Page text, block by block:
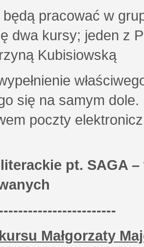
pracować w
dwa kursy; jeden z
Kubisiowską
się na samym
poczty
pt. SAGA
Małgorzaty